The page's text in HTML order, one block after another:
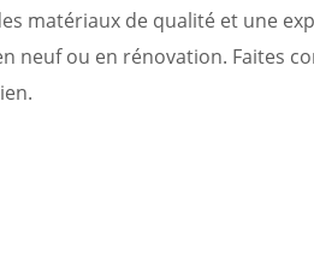
matériaux de qualité et une
ou en rénovation. Faites